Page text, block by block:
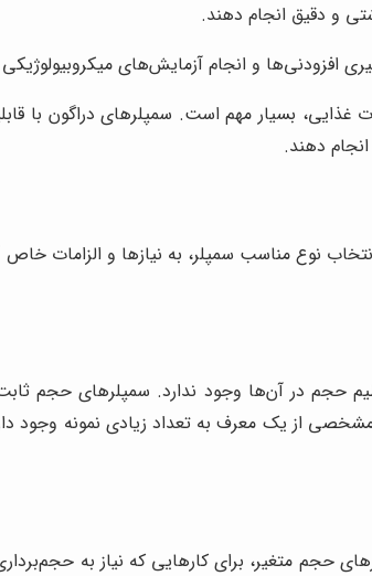
و دقیق انجام دهند.
افزودنی‌ها و انجام آزمایش‌های
بسیار مهم است. سمپلرهای دراگون با
دهند.
نوع مناسب سمپلر، به نیازها و الزامات
در آن‌ها وجود ندارد. سمپلرهای حجم
مشخصی از یک معرف به تعداد زیادی نمونه وجود
متغیر، برای کارهایی که نیاز به